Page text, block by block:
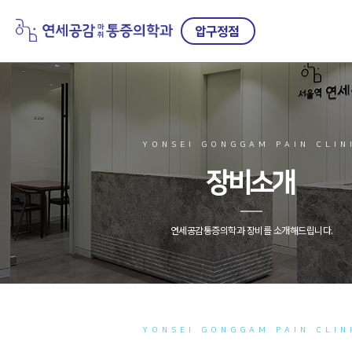
압구정점
YONSEI GONGGAM PAIN
장비소개
연세공감통증의학과 장비를 소개해드립니다.
YONSEI GONGGAM PAIN